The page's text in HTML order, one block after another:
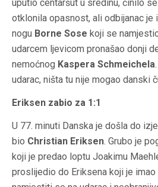
uputio centaršut u sredinu, činilo
otklonila opasnost, ali odbijanac je
nogu Borne Sose koji se
udarcem ljevicom pronašao donji
nemoćnog Kaspera Schmeichela
udarac, ništa tu nije mogao danski
Eriksen zabio za 1:1
U 77. minuti Danska je došla do
bio Christian Eriksen. Grubo je
koji je predao loptu Joakimu
proslijedio do Eriksena koji je